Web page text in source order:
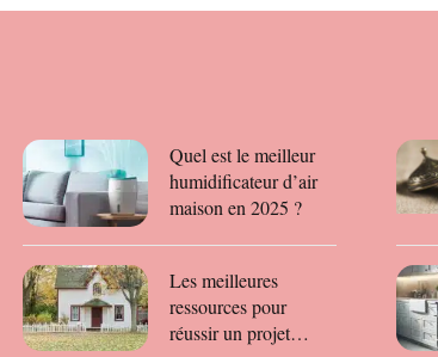
Quel est le meilleur
humidificateur d’air
maison en 2025 ?
Les meilleures
ressources pour
réussir un projet